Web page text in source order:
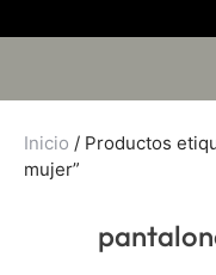
Inicio / Productos
mujer”